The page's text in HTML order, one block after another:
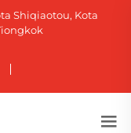
Shiqiaotou, Kota